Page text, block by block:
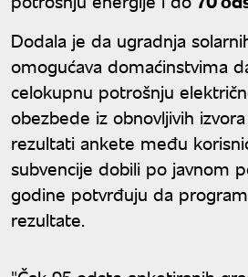
Dodala je da ugradnja
omogućava domaćinstvima
celokupnu potrošnju
obezbede iz obnovljivih
rezultati ankete među
subvencije dobili po javnom
godine potvrđuju da
rezultate.